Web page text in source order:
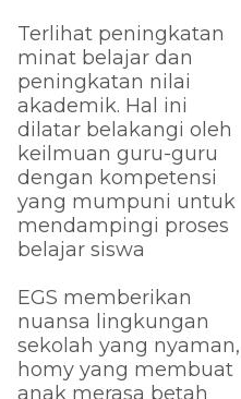
Terlihat peningkatan
minat belajar dan
peningkatan nilai
akademik. Hal ini
dilatar belakangi oleh
keilmuan guru-guru
dengan kompetensi
yang mumpuni untuk
mendampingi proses
belajar siswa
EGS memberikan
nuansa lingkungan
sekolah yang nyaman,
homy yang membuat
anak merasa betah